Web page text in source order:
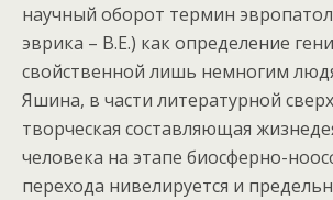
научный оборот термин
эврика – В.Е.) как определение
свойственной лишь немногим
Яшина, в части литературной
творческая составляющая
человека на этапе биосферно-
перехода нивелируется и